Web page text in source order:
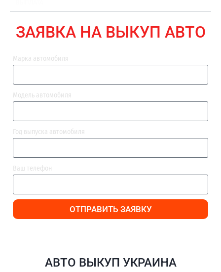
ЗАЯВКА НА ВЫКУП АВТО
Марка автомобиля
Модель автомобиля
Год выпуска автомобиля
Ваш телефон
ОТПРАВИТЬ ЗАЯВКУ
АВТО ВЫКУП УКРАИНА